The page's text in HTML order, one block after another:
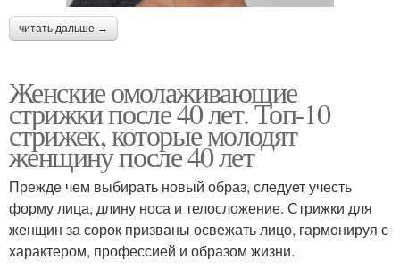
читать дальше →
Женские омолаживающие
стрижки после 40 лет. Топ-10
стрижек, которые молодят
женщину после 40 лет
Прежде чем выбирать новый образ, следует учесть
форму лица, длину носа и телосложение. Стрижки для
женщин за сорок призваны освежать лицо, гармонируя с
характером, профессией и образом жизни.